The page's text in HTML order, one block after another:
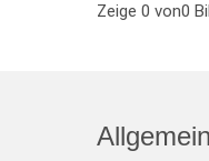
Zeige 0 von0